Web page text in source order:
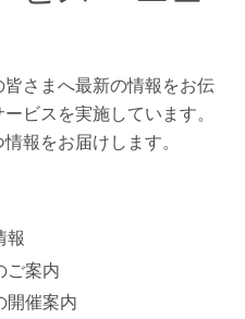
さまへ最新の情報をお伝
ビスを実施しています。
報をお届けします。
報
ご案内
開催案内